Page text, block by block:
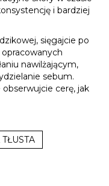
i bardziej
sięgajcie po
nawilżającym,
sebum.
cerę, jak